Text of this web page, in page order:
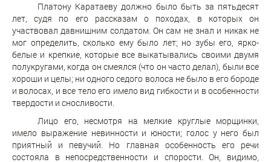
Платону Каратаеву должно было быть за пятьдесят
лет, судя по его рассказам о походах, в которых он
участвовал давнишним солдатом. Он сам не знал и никак не
мог определить, сколько ему было лет; но зубы его, ярко-
белые и крепкие, которые все выкатывались своими двумя
полукругами, когда он смеялся (что он часто делал), были все
хороши и целы; ни одного седого волоса не было в его бороде
и волосах, и все тело его имело вид гибкости и в особенности
твердости и сносливости.
Лицо его, несмотря на мелкие круглые морщинки,
имело выражение невинности и юности; голос у него был
приятный и певучий. Но главная особенность его речи
состояла в непосредственности и спорости. Он, видимо,